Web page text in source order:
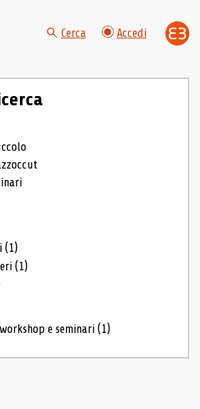
Cerca Accedi
(1)
(1)
e seminari(1)